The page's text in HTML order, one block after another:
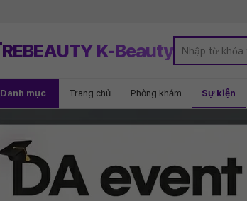
REBEAUTY K-Beauty
Danh mục Trang chủ Phòng khám Sự kiện